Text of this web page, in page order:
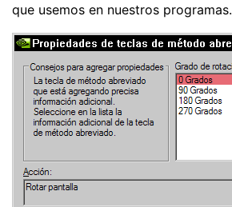
que usemos en nuestros programas.